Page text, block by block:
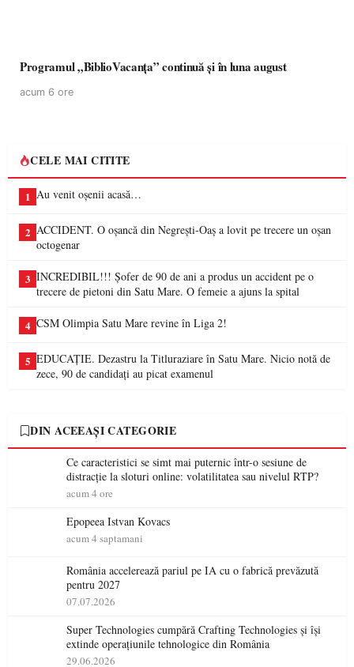
Programul „BiblioVacanța” continuă și în luna august
acum 6 ore
CELE MAI CITITE
1 Au venit oșenii acasă…
2 ACCIDENT. O oșancă din Negrești-Oaș a lovit pe trecere un oșan
octogenar
3 INCREDIBIL!!! Șofer de 90 de ani a produs un accident pe o
trecere de pietoni din Satu Mare. O femeie a ajuns la spital
4 CSM Olimpia Satu Mare revine în Liga 2!
5 EDUCAȚIE. Dezastru la Titluraziare în Satu Mare. Nicio notă de
zece, 90 de candidați au picat examenul
DIN ACEEAȘI CATEGORIE
Ce caracteristici se simt mai puternic într-o sesiune de
distracție la sloturi online: volatilitatea sau nivelul RTP?
acum 4 ore
Epopeea Istvan Kovacs
acum 4 saptamani
România accelerează pariul pe IA cu o fabrică prevăzută
pentru 2027
07.07.2026
Super Technologies cumpără Crafting Technologies și își
extinde operațiunile tehnologice din România
29.06.2026